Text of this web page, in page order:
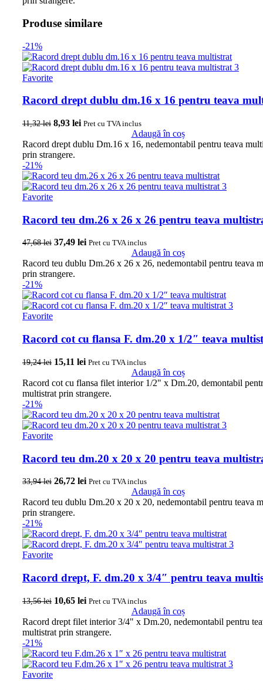
Produse similare
-21%
Favorite
Racord drept dublu dm.16 x 16 pentru teava
11,32lei Prețul inițial a fost: 11,32 lei.
8,93 lei Prețul curent este: 8,93 lei.
Pret cu TVA inclus
Adaugă în coș
Racord drept dublu Dm.16 x 16, nedemontabil pentru teava
prin strangere.
-21%
Favorite
Racord teu dm.26 x 26 x 26 pentru teava
47,68lei Prețul inițial a fost: 47,68 lei.
37,49 lei Prețul curent este: 37,49 lei.
Pret cu TVA inclus
Adaugă în coș
Racord teu dublu Dm.26 x 26 x 26, nedemontabil pentru teava
prin strangere.
-21%
Favorite
Racord cot cu flansa F. dm.20 x 1/2″ teava
19,24lei Prețul inițial a fost: 19,24 lei.
15,11 lei Prețul curent este: 15,11 lei.
Pret cu TVA inclus
Adaugă în coș
Racord cot cu flansa filet interior 1/2" x Dm.20, demontabil
multistrat prin strangere.
-21%
Favorite
Racord teu dm.20 x 20 x 20 pentru teava
33,94lei Prețul inițial a fost: 33,94 lei.
26,72 lei Prețul curent este: 26,72 lei.
Pret cu TVA inclus
Adaugă în coș
Racord teu dublu Dm.20 x 20 x 20, nedemontabil pentru teava
prin strangere.
-21%
Favorite
Racord drept, F. dm.20 x 3/4″ pentru teava
13,56lei Prețul inițial a fost: 13,56 lei.
10,65 lei Prețul curent este: 10,65 lei.
Pret cu TVA inclus
Adaugă în coș
Racord drept filet interior 3/4" x Dm.20, nedemontabil pentru
multistrat prin strangere.
-21%
Favorite